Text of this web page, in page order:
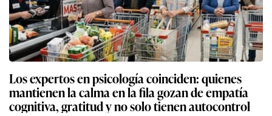
Los expertos en psicología coinciden: quienes
mantienen la calma en la fila gozan de empatía
cognitiva, gratitud y no solo tienen autocontrol